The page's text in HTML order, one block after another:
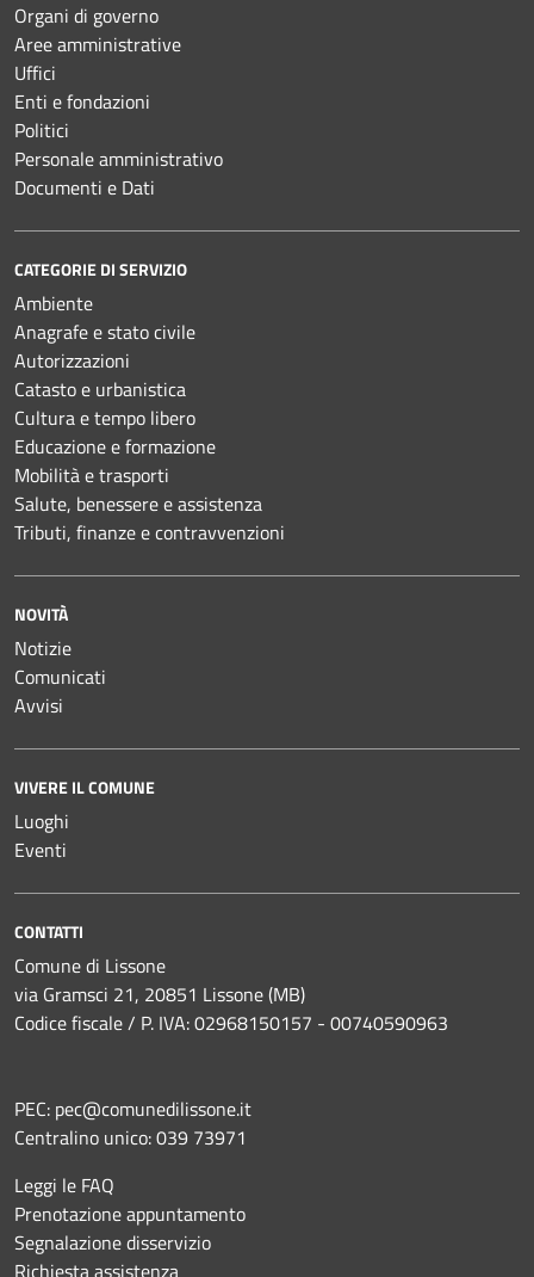
Organi di governo
Aree amministrative
Uffici
Enti e fondazioni
Politici
Personale amministrativo
Documenti e Dati
CATEGORIE DI SERVIZIO
Ambiente
Anagrafe e stato civile
Autorizzazioni
Catasto e urbanistica
Cultura e tempo libero
Educazione e formazione
Mobilità e trasporti
Salute, benessere e assistenza
Tributi, finanze e contravvenzioni
NOVITÀ
Notizie
Comunicati
Avvisi
VIVERE IL COMUNE
Luoghi
Eventi
CONTATTI
Comune di Lissone
via Gramsci 21, 20851 Lissone (MB)
Codice fiscale / P. IVA: 02968150157 - 00740590963
PEC: pec@comunedilissone.it
Centralino unico:039 73971
Leggi le FAQ
Prenotazione appuntamento
Segnalazione disservizio
Richiesta assistenza